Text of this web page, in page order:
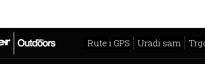
Rute i GPS Uradi sam